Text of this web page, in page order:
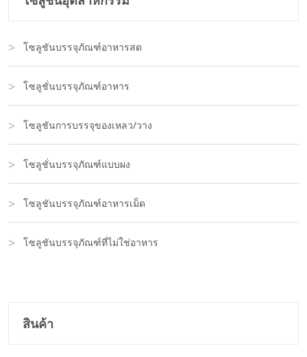
โซลูชันบรรจุภัณฑ์อาหารสด
โซลูชั่นบรรจุภัณฑ์อาหาร
โซลูชันการบรรจุของเหลว/วาง
โซลูชั่นบรรจุภัณฑ์แบบผง
โซลูชันบรรจุภัณฑ์อาหารเม็ด
โซลูชันบรรจุภัณฑ์ที่ไม่ใช่อาหาร
สินค้า